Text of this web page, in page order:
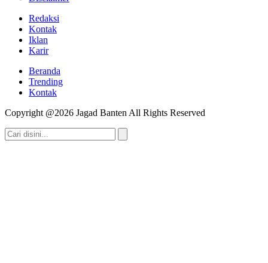
Redaksi
Kontak
Iklan
Karir
Beranda
Trending
Kontak
Copyright @2026 Jagad Banten All Rights Reserved